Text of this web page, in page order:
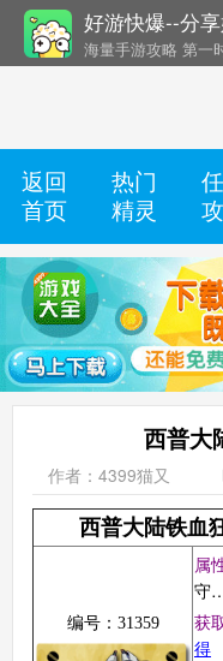
好游快爆--分
海量手游攻略 第一
还有几十款实用辅
返回
首页
热门
精灵
西普大
作者：4399猫又
西普大陆铁血
编号：31359
属
守
获
得